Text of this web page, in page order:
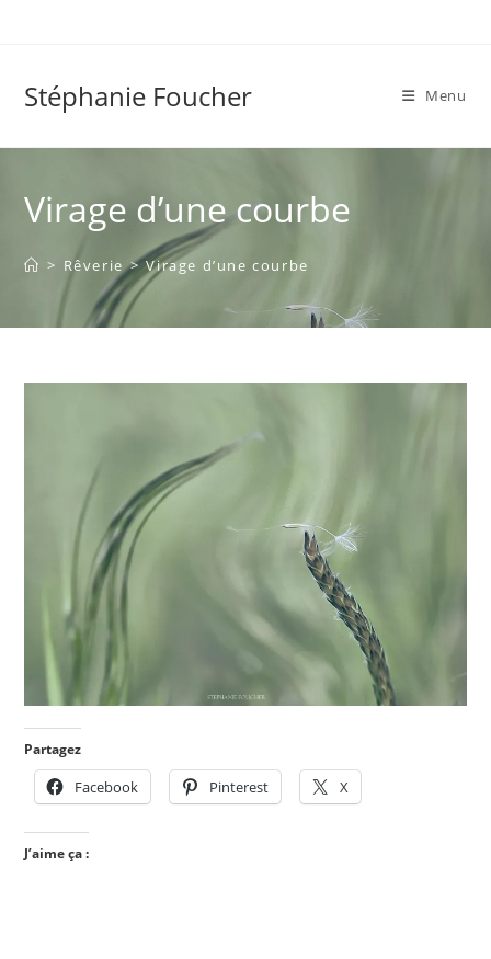
Stéphanie Foucher Menu
Virage d’une courbe
> Rêverie > Virage d’une courbe
Partagez
Facebook Pinterest X
J’aime ça :